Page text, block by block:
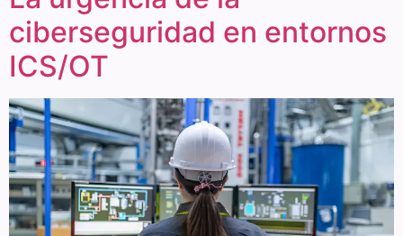
ciberseguridad en entornos
ICS/OT